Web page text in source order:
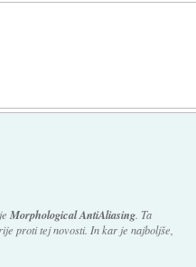
Morphological AntiAliasing. Ta
proti tej novosti. In kar je najboljše,